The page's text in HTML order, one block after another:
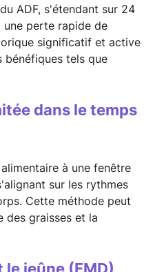
ADF, s'étendant sur 24
une perte rapide de
significatif et active
bénéfiques tels que
dans le temps
à une fenêtre
sur les rythmes
Cette méthode peut
des graisses et la